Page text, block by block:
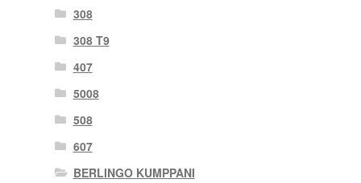
308
308 T9
407
5008
508
607
BERLINGO KUMPPANI